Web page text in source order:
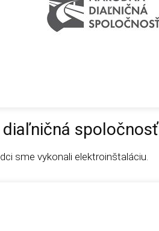
diaľničná spoločnosť
sme vykonali elektroinštaláciu.